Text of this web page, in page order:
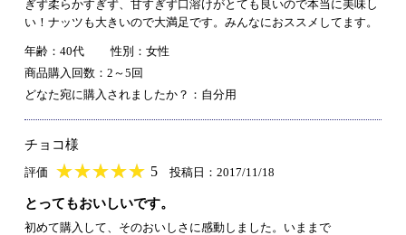
ぎず柔らかすぎず、甘すぎず口溶けがとても良いので本当に美味し
い！ナッツも大きいので大満足です。みんなにおススメしてます。
年齢：40代
性別：女性
商品購入回数：2～5回
どなた宛に購入されましたか？：自分用
チョコ様
評価 ★★★★★
★★★★★ 5 投稿日：2017/11/18
とってもおいしいです。
初めて購入して、そのおいしさに感動しました。いままで